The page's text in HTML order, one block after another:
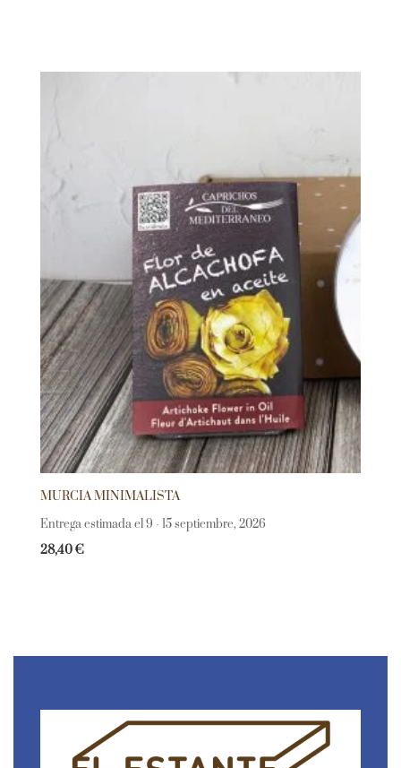
MURCIA MINIMALISTA
Entrega estimada el 9 - 15 septiembre, 2026
28,40€